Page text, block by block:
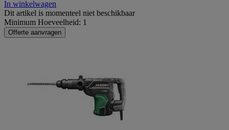
In winkelwagen
Dit artikel is momenteel niet beschikbaar
Minimum Hoeveelheid: 1
Offerte aanvragen